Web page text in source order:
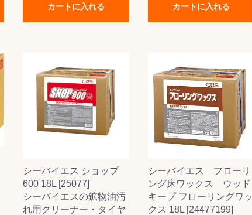
カートに入れる カートに入れる
シーバイエス ショップ
600 18L [25077]
シーバイエスの鉱物油汚
れ用クリーナー・タイヤ
シーバイエス フローリ
ング床ワックス ウッド
キープ フローリングワッ
クス 18L [24477199]